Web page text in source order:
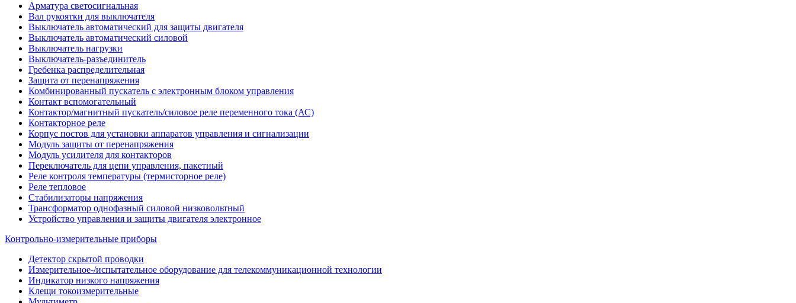
Арматура светосигнальная
Вал рукоятки для выключателя
Выключатель автоматический для защиты двигателя
Выключатель автоматический силовой
Выключатель нагрузки
Выключатель-разъединитель
Гребенка распределительная
Защита от перенапряжения
Комбинированный пускатель с электронным блоком управления
Контакт вспомогательный
Контактор/магнитный пускатель/силовое реле переменного тока (АС)
Контакторное реле
Корпус постов для установки аппаратов управления и сигнализации
Модуль защиты от перенапряжения
Модуль усилителя для контакторов
Переключатель для цепи управления, пакетный
Реле контроля температуры (термисторное реле)
Реле тепловое
Стабилизаторы напряжения
Трансформатор однофазный силовой низковольтный
Устройство управления и защиты двигателя электронное
Контрольно-измерительные приборы
Детектор скрытой проводки
Измерительное-/испытательное оборудование для телекоммуникационной технологии
Индикатор низкого напряжения
Клещи токоизмерительные